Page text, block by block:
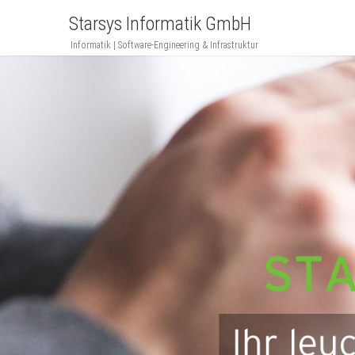
Starsys Informatik GmbH
Informatik | Software-Engineering & Infrastruktur